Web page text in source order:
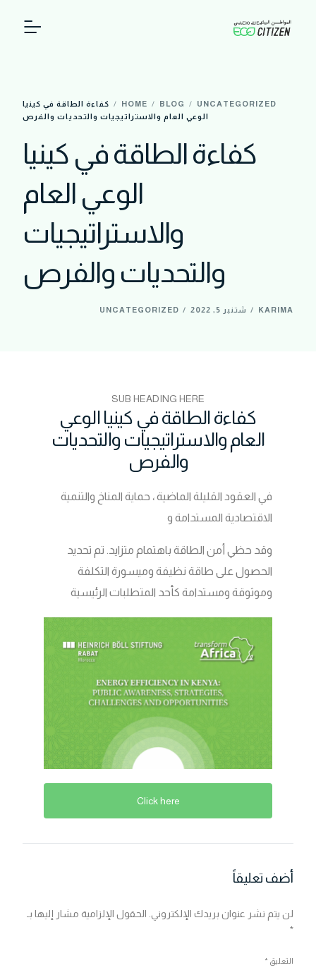
HOME BLOG UNCATEGORIZED
كفاءة الطاقة في كينيا
الوعي العام والاستراتيجيات والتحديات والفرص
كفاءة الطاقة في كينيا
الوعي العام
والاستراتيجيات
والتحديات والفرص
KARIMA شتنبر 5, 2022 UNCATEGORIZED
SUB HEADING HERE
كفاءة الطاقة في كينيا الوعي
العام والاستراتيجيات والتحديات
والفرص
في العقود القليلة الماضية ، حماية المناخ والتنمية
الاقتصادية المستدامة و
وقد حظي أمن الطاقة باهتمام متزايد. تم تحديد
الحصول على طاقة نظيفة وميسورة التكلفة
وموثوقة ومستدامة كأحد المتطلبات الرئيسية
Click here
أضف تعليقاً
لن يتم نشر عنوان بريدك الإلكتروني. الحقول الإلزامية مشار إليها بـ
*
التعليق *
فيديوهات